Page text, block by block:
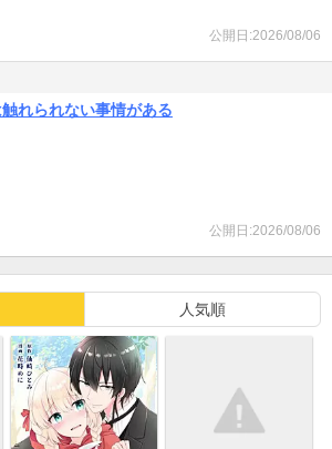
公開日:2026/08/06
れられない事情がある
公開日:2026/08/06
人気順